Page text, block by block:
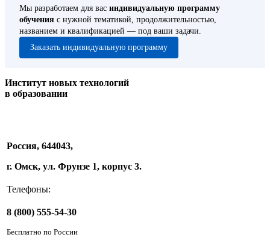
Мы разработаем для вас индивидуальную программу
обучения с нужной тематикой, продолжительностью,
названием и квалификацией — под ваши задачи.
Заказать индивидуальную программу
Институт новых технологий
в образовании
Россия, 644043,
г. Омск, ул. Фрунзе 1, корпус 3.
Телефоны:
8 (800) 555-54-30
Бесплатно по России